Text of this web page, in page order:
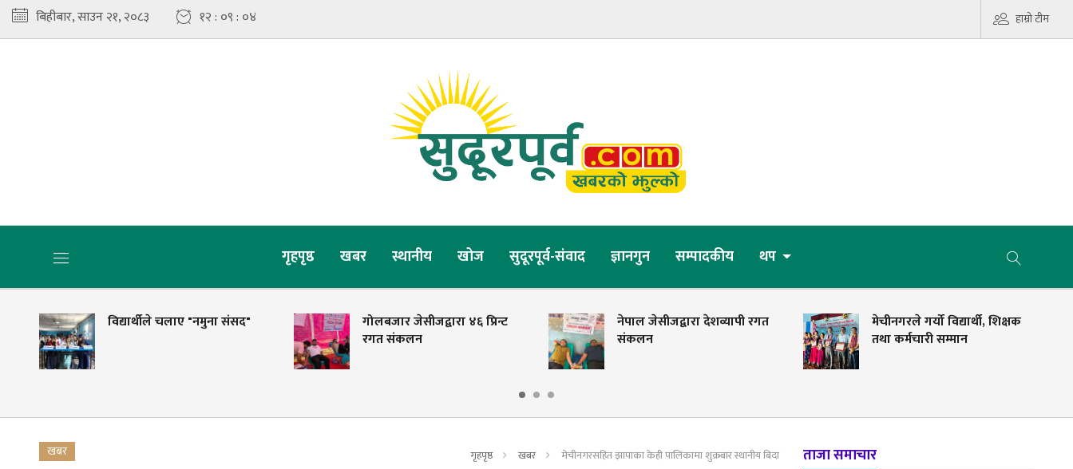
बिहीबार, साउन २१, २०८३ १२ : ०९ : ०५ हाम्रो टीम
गृहपृष्ठ खबर स्थानीय खोज सुदूरपूर्व-संवाद ज्ञानगुन सम्पादकीय थप
विद्यार्थीले चलाए "नमुना संसद"
गोलबजार जेसीजद्वारा ४६ प्रिन्ट
रगत संकलन
नेपाल जेसीजद्वारा देशव्यापी रगत
संकलन
मेचीनगरले गर्यो विद्यार्थी, शिक्षक
तथा कर्मचारी सम्मान
खबर गृहपृष्ठ खबर मेचीनगरसहित झापाका केही पालिकामा शुक्रबार स्थानीय बिदा ताजा समाचार